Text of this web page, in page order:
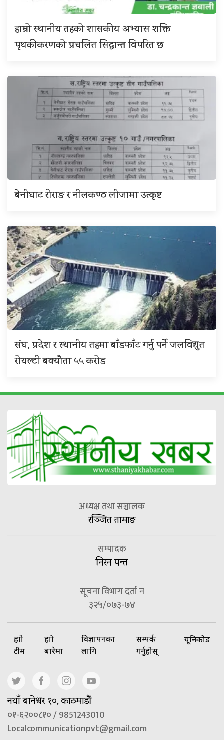
हाम्रो स्थानीय तहको शासकीय अभ्यास शक्ति
पृथकीकरणको प्रचलित सिद्धान्त विपरित छ
बेनीघाट रोराङ र नीलकण्ठ लीजामा उत्कृष्ट
संघ, प्रदेश र स्थानीय तहमा बाँडफाँट गर्नु पर्ने जलविद्युत
रोयल्टी बक्यौता ५५ करोड
अध्यक्ष तथा सञ्चालक
रञ्जित तामाङ
सम्पादक
निरन पन्त
सूचना विभाग दर्ता न
३२५/०७३-७४
हाम्रो
टीम
हाम्रो
बारेमा
विज्ञापनका
लागि
सम्पर्क
गर्नुहोस्
यूनिकोड
नयाँ बानेश्वर १०, काठमाडौं
०१-६२००८१० / 9851243010
Localcommunicationpvt@gmail.com